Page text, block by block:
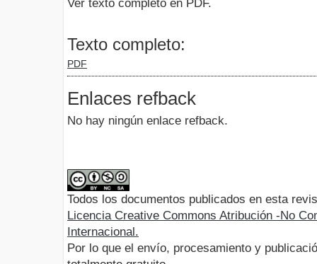
Ver texto completo en PDF.
Texto completo:
PDF
Enlaces refback
No hay ningún enlace refback.
Todos los documentos publicados en esta
Licencia Creative Commons Atribución -No
Internacional.
Por lo que el envío, procesamiento y